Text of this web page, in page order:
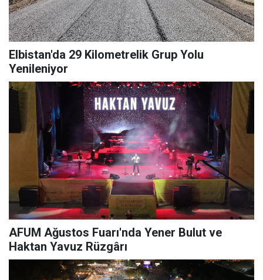
Elbistan'da 29 Kilometrelik Grup Yolu
Yenileniyor
AFUM Ağustos Fuarı'nda Yener Bulut ve
Haktan Yavuz Rüzgârı